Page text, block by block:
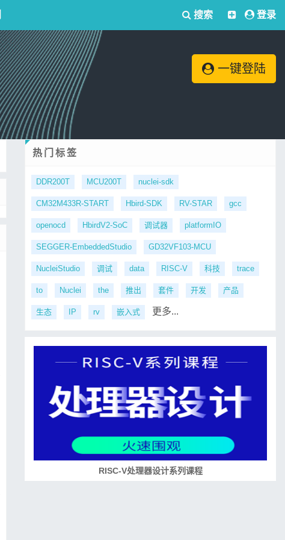
搜索 登录
一键登陆
热门标签
DDR200T MCU200T nuclei-sdk
CM32M433R-START Hbird-SDK RV-STAR gcc
openocd HbirdV2-SoC 调试器 platformIO
SEGGER-EmbeddedStudio GD32VF103-MCU
NucleiStudio 调试 data RISC-V 科技 trace
to Nuclei the 推出 套件 开发 产品
生态 IP rv 嵌入式 更多...
RISC-V处理器设计系列课程